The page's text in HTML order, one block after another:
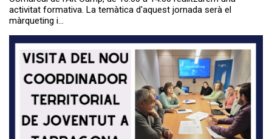
activitat formativa. La temàtica d'aquest jornada serà el
màrqueting i...